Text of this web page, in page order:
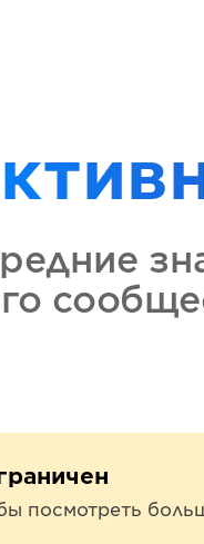
посмотреть